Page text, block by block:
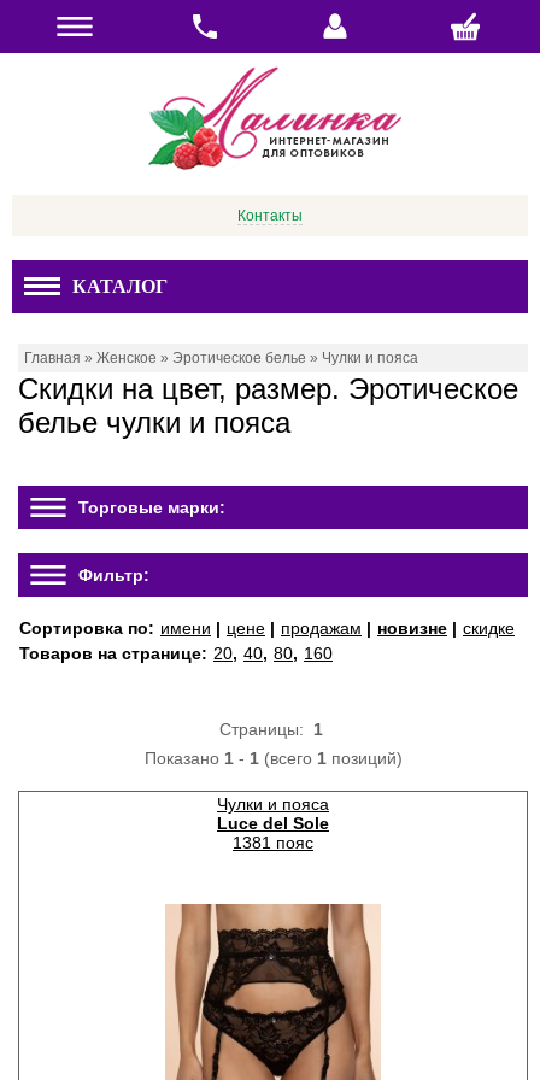
Контакты
КАТАЛОГ
Главная » Женское » Эротическое белье » Чулки и пояса
Скидки на цвет, размер. Эротическое
белье чулки и пояса
Торговые марки:
Фильтр:
Сортировка по: имени | цене | продажам | новизне | скидке
Товаров на странице: 20, 40, 80, 160
Страницы: 1
Показано 1- 1(всего 1позиций)
Чулки и пояса
Luce del Sole
1381 пояс